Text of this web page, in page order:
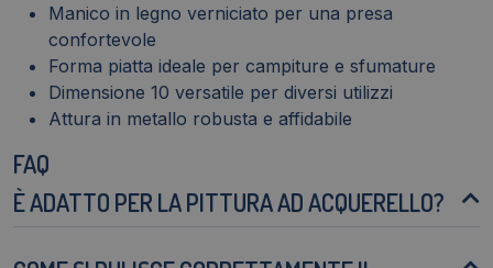
Manico in legno verniciato per una presa
confortevole
Forma piatta ideale per campiture e sfumature
Dimensione 10 versatile per diversi utilizzi
Attura in metallo robusta e affidabile
FAQ
È ADATTO PER LA PITTURA AD ACQUERELLO?